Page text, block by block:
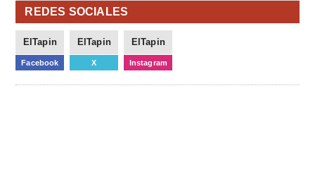
REDES SOCIALES
ElTapin
Facebook
ElTapin
X
ElTapin
Instagram